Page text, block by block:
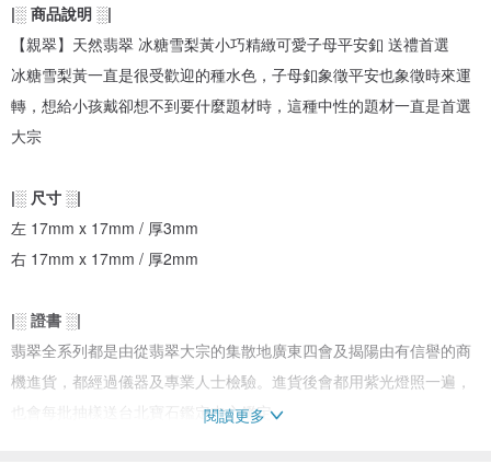
|░ 商品說明 ░|
【親翠】天然翡翠 冰糖雪梨黃小巧精緻可愛子母平安釦 送禮首選
冰糖雪梨黃一直是很受歡迎的種水色，子母釦象徵平安也象徵時來運
轉，想給小孩戴卻想不到要什麼題材時，這種中性的題材一直是首選
大宗
|░ 尺寸 ░|
左 17mm x 17mm / 厚3mm
右 17mm x 17mm / 厚2mm
|░ 證書 ░|
翡翠全系列都是由從翡翠大宗的集散地廣東四會及揭陽由有信譽的商
機進貨，都經過儀器及專業人士檢驗。進貨後會都用紫光燈照一遍，
也會每批抽樣送台北寶石鑑定中心鑑定。
閱讀更多